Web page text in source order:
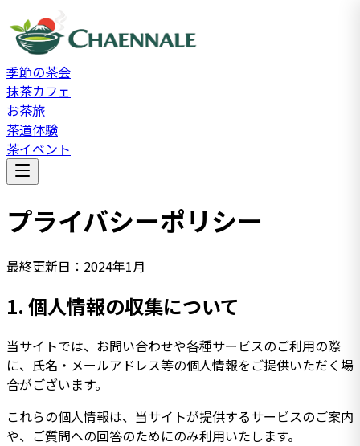
季節の茶会
抹茶カフェ
お茶旅
茶道体験
茶イベント
プライバシーポリシー
最終更新日： 2024年1月
1. 個人情報の収集について
当サイトでは、お問い合わせや各種サービスのご利用の際
に、氏名・メールアドレス等の個人情報をご提供いただく場
合がございます。
これらの個人情報は、当サイトが提供するサービスのご案内
や、ご質問への回答のためにのみ利用いたします。